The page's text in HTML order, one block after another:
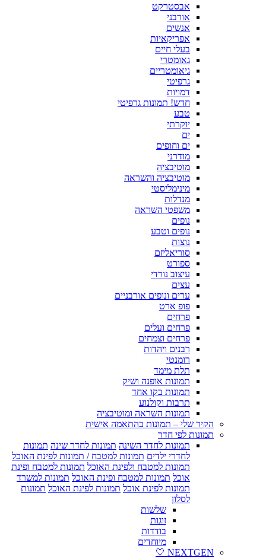
אבסטרקט
אורבני
אנשים
אפריקאיות
בעלי חיים
גאומטרי
גיאומטריים
גרפיטי
דמויות
חדש! תמונות גרפיטי
טבע
יוקרתי
ים
ים וחופים
מודרני
מוטיבציה
מוטיבציה והשראה
מינימליסטי
מנדלות
משפטי השראה
נופים
נופים וטבע
נוצות
סוריאליזם
ספורט
עיצוב נורדי
עצים
ערים ונופים אורבניים
פופ ארט
פרחים
פרחים ועלים
פרחים וצמחים
רבנים ויהדות
רומנטי
תלת מימד
תמונות אופנה ושיק
תמונות בקו אחד
תרבות וקולנוע
תמונות השראה ומוטיבציה
הקיר שלי – תמונות בהתאמה אישית
תמונות לפי חדר
תמונות לחדר השינה תמונות לחדר שינה תמונות
לחדרי ילדים תמונות למטבח / תמונות לפינת האוכל
תמונות למטבח ולפינת האוכל תמונות למטבח ופינת
אוכל תמונות למטבח ופינת האוכל תמונות למשרד
תמונות לפינת אוכל תמונות לפינת האוכל תמונות
לסלון
שלשות
זוגות
בודדות
מיוחדים
NEXTGEN 🤍